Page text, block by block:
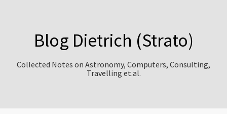
Blog Dietrich (Strato)
Collected Notes on Astronomy, Computers, Consulting,
Travelling et.al.